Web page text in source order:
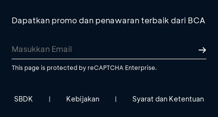
Dapatkan promo dan penawaran terbaik dari BCA
This page is protected by reCAPTCHA Enterprise.
SBDK | Kebijakan | Syarat dan Ketentuan